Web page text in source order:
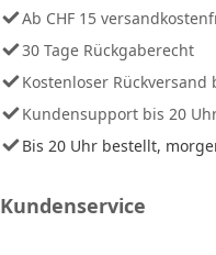
Ab CHF 15
30 Tage Rückgaberecht
Kostenloser
Kundensupport bis 20
Bis 20 Uhr bestellt,
Kundenservice